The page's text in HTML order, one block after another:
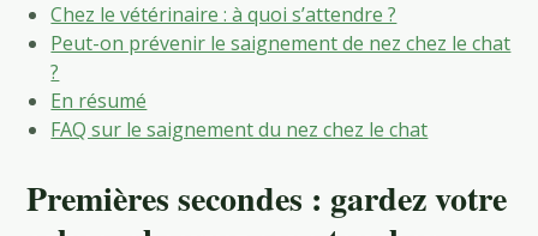
Chez le vétérinaire : à quoi s’attendre ?
Peut-on prévenir le saignement de nez chez le chat
?
En résumé
FAQ sur le saignement du nez chez le chat
Premières secondes : gardez votre